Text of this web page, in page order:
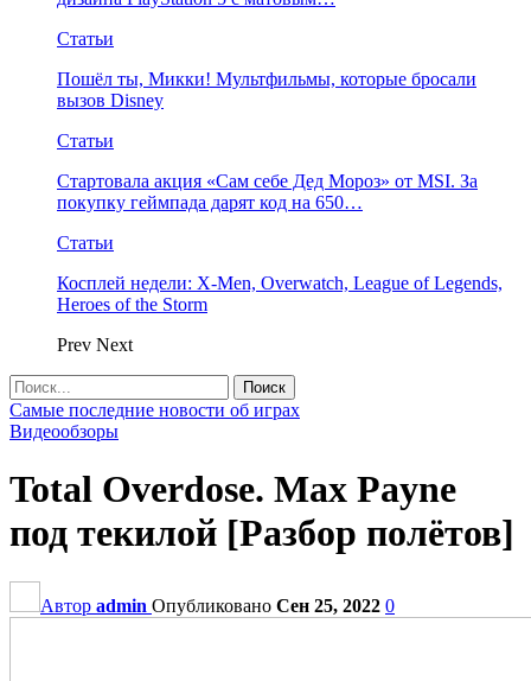
Статьи
Пошёл ты, Микки! Мультфильмы, которые бросали
вызов Disney
Статьи
Стартовала акция «Сам себе Дед Мороз» от MSI. За
покупку геймпада дарят код на 650…
Статьи
Косплей недели: X-Men, Overwatch, League of Legends,
Heroes of the Storm
Prev Next
Самые последние новости об играх
Видеообзоры
Total Overdose. Max Payne
под текилой [Разбор полётов]
Автор admin Опубликовано Сен 25, 2022 0